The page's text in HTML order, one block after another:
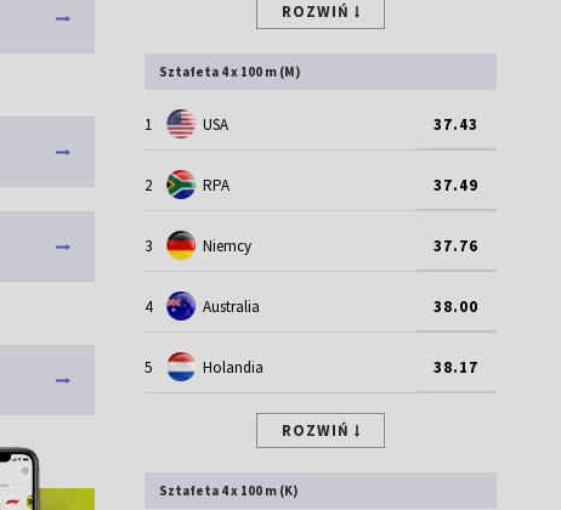
ROZWIŃ
Sztafeta 4 x 100 m (M)
1 USA 37.43
2 RPA 37.49
3 Niemcy 37.76
4 Australia 38.00
5 Holandia 38.17
ROZWIŃ
Sztafeta 4 x 100 m (K)